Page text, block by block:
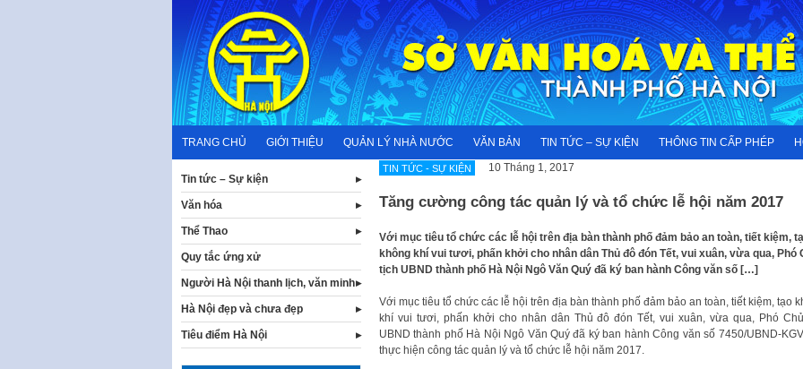
content
TRANG CHỦ GIỚI THIỆU QUẢN LÝ NHÀ NƯỚC VĂN BẢN TIN TỨC – SỰ KIỆN THÔNG TIN CẤP PHÉP
TIN TỨC - SỰ KIỆN 10 Tháng 1, 2017
Tăng cường công tác quản lý và tổ chức lễ hội năm 2017
Với mục tiêu tổ chức các lễ hội trên địa bàn thành phố đảm bảo an toàn, tiết kiệm,
không khí vui tươi, phấn khởi cho nhân dân Thủ đô đón Tết, vui xuân, vừa qua, Phó
tịch UBND thành phố Hà Nội Ngô Văn Quý đã ký ban hành Công văn số […]
Với mục tiêu tổ chức các lễ hội trên địa bàn thành phố đảm bảo an toàn, tiết kiệm, tạo
khí vui tươi, phấn khởi cho nhân dân Thủ đô đón Tết, vui xuân, vừa qua, Phó
UBND thành phố Hà Nội Ngô Văn Quý đã ký ban hành Công văn số 7450/UBND-
thực hiện công tác quản lý và tổ chức lễ hội năm 2017.
Tin tức – Sự kiện
Văn hóa
Thể Thao
Quy tắc ứng xử
Người Hà Nội thanh lịch, văn minh
Hà Nội đẹp và chưa đẹp
Tiêu điểm Hà Nội